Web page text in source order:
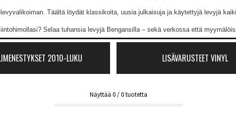
Täältä löydät klassikoita, uusia julkaisuja ja käytettyjä levyjä
Selaa tuhansia levyjä Bengansilla – sekä verkossa että
2010-LUKU LISÄVARUSTEET VINYL
Näyttää 0/0tuotetta